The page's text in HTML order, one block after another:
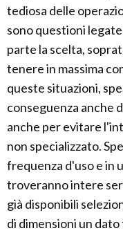
tediosa delle
sono questioni
parte la scelta,
tenere in massima
queste situazioni,
conseguenza anche
anche per evitare
non specializzato.
frequenza d'uso e in
troveranno intere
già disponibili
di dimensioni un